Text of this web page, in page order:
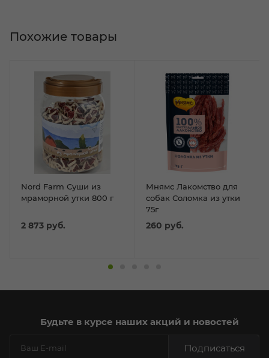
Nord Farm Суши из
мраморной утки 800 г
2 873 руб.
Мнямс Лакомство для
собак Соломка из утки
75г
260 руб.
Похожие товары
Будьте в курсе наших акций и новостей
Подписаться